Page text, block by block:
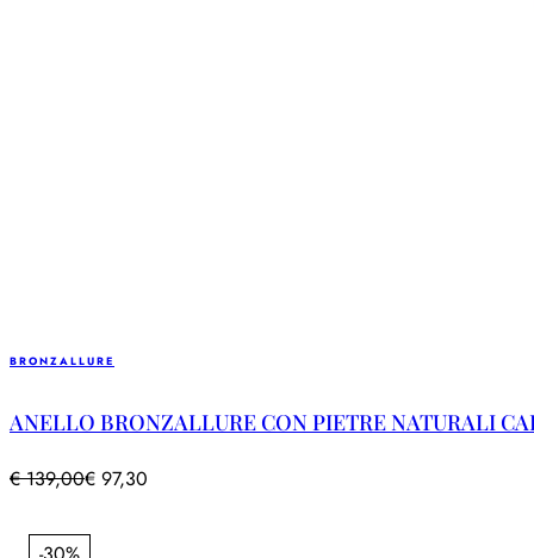
BRONZALLURE
ANELLO BRONZALLURE CON PIETRE NATURALI
€139,00€ 97,30